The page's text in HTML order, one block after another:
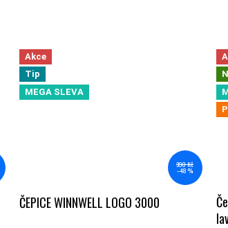
Akce
Tip
MEGA SLEVA
390 Kč
–48 %
ČEPICE WINNWELL LOGO 3000